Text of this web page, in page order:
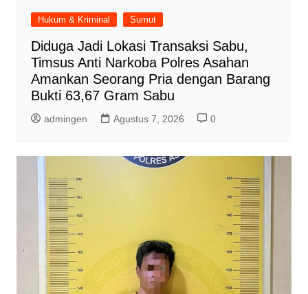
Hukum & Kriminal Sumut
Diduga Jadi Lokasi Transaksi Sabu,
Timsus Anti Narkoba Polres Asahan
Amankan Seorang Pria dengan Barang
Bukti 63,67 Gram Sabu
admingen Agustus 7, 2026 0